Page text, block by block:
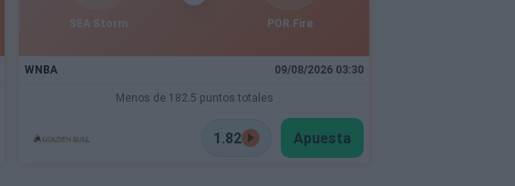
SEA Storm POR Fire
WNBA 09/08/2026 03:30
Menos de 182.5 puntos totales
1.82 Apuesta